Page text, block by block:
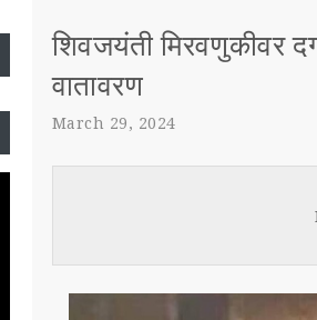
शिवजयंती मिरवणुकीवर
वातावरण
March 29, 2024